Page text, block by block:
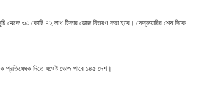
থেকে ৩৩ কোটি ৭২ লাখ টিকার ডোজ বিতরণ করা হবে। ফেব্রুয়ারির শেষ দিকে
প্রতিষেধক দিতে যথেষ্ট ডোজ পাবে ১৪৫ দেশ।